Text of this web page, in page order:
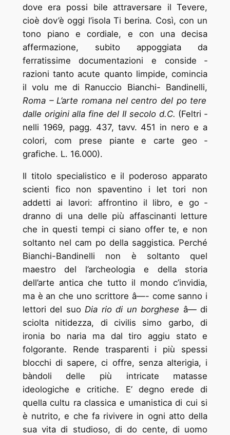
dove era possi ­bile attraversare il Tevere,
cioè dov’è oggi l’isola Ti ­berina. Così, con un
tono piano e cordiale, e con una decisa
affermazione, subito appoggiata da
ferratissime documentazioni e conside ­
razioni tanto acute quanto limpide, comincia
il volu ­me di Ranuccio Bianchi- Bandinelli,
Roma – L’arte romana nel centro del po ­tere
dalle origini alla fine del II secolo d.C. (Feltri ­
nelli 1969, pagg. 437, tavv. 451 in nero e a
colori, com ­prese piante e carte geo ­
grafiche. L. 16.000).
Il titolo specialistico e il poderoso apparato
scienti ­fico non spaventino i let ­tori non
addetti ai lavori: affrontino il libro, e go ­
dranno di una delle più affascinanti letture
che in questi tempi ci siano offer ­te, e non
soltanto nel cam ­po della saggistica. Perché
Bianchi-Bandinelli non è soltanto quel
maestro del ­l’archeologia e della storia
dell’arte antica che tutto il mondo c’invidia,
ma è an ­che uno scrittore â—- come sanno i
lettori del suoDia ­rio di un borghese â— di
sciolta nitidezza, di civilis ­simo garbo, di
ironia bo ­naria ma dal tiro aggiu ­stato e
folgorante. Rende trasparenti i più spessi
blocchi di sapere, ci offre, senza alterigia, i
bàndoli delle più intricate matasse
ideologiche e critiche. E’ degno erede di
quella cultu ­ra classica e umanistica di cui si
è nutrito, e che fa rivivere in ogni atto della
sua vita di studioso, di do ­cente, di uomo